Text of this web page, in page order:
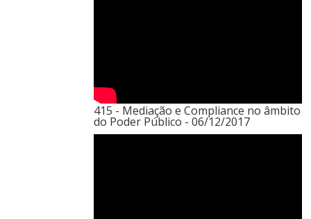
415 - Mediação e Compliance no âmbito
do Poder Público - 06/12/2017